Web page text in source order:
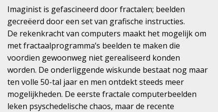
Imaginist is gefascineerd door fractalen; beelden
gecreëerd door een set van grafische instructies.
De rekenkracht van computers maakt het mogelijk om
met fractaalprogramma’s beelden te maken die
voordien gewoonweg niet gerealiseerd konden
worden. De onderliggende wiskunde bestaat nog maar
ten volle 50-tal jaar en men ontdekt steeds meer
mogelijkheden. De eerste fractale computerbeelden
leken psyschedelische chaos, maar de recente